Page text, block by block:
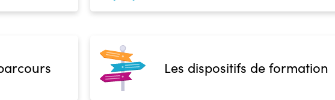
Les dispositifs de formation